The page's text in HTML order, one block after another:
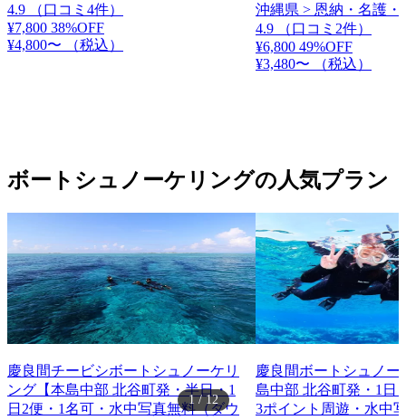
1/12
4.9
（口コミ4件）
¥7,800 38%OFF
¥4,800〜
（税込）
沖縄県 > 恩納・名護・
4.9
（口コミ2件）
¥6,800 49%OFF
¥3,480〜
（税込）
ボートシュノーケリングの人気プラン
慶良間チービシボートシュノーケリ
ング【本島中部 北谷町発・半日・1
日2便・1名可・水中写真無料（ダウ
慶良間ボートシュノー
島中部 北谷町発・1日
3ポイント周遊・水中